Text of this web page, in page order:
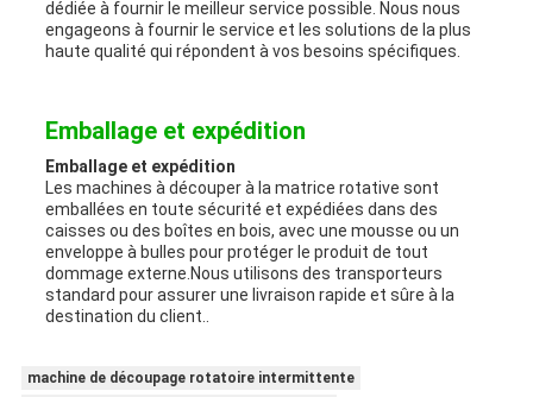
dédiée à fournir le meilleur service possible. Nous nous
engageons à fournir le service et les solutions de la plus
haute qualité qui répondent à vos besoins spécifiques.
Emballage et expédition
Emballage et expédition
Les machines à découper à la matrice rotative sont
emballées en toute sécurité et expédiées dans des
caisses ou des boîtes en bois, avec une mousse ou un
enveloppe à bulles pour protéger le produit de tout
dommage externe.Nous utilisons des transporteurs
standard pour assurer une livraison rapide et sûre à la
destination du client..
machine de découpage rotatoire intermittente